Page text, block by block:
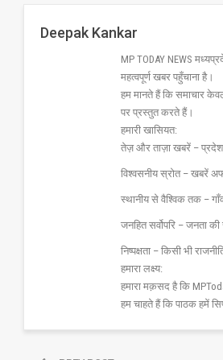
Deepak Kankar
MP TODAY NEWS
महत्वपूर्ण खबर पहुँचाना है।
हम मानते हैं कि समाचार
पर प्रस्तुत करते हैं।
हमारी खासियत:
तेज़ और ताज़ा खबरें –
विश्वसनीय स्रोत – खबरें
स्थानीय से वैश्विक तक –
जनहित सर्वोपरि – जनता
निष्पक्षता – किसी भी
हमारा लक्ष्य:
हमारा मक़सद है कि
हम चाहते हैं कि पाठक हमें